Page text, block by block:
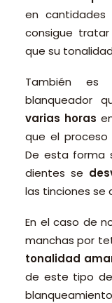
en
consigue
que su
También es
blanqueador
varias horas
que el
De esta forma
dientes se
las tinciones se
En el caso de
manchas por
tonalidad
de este tipo